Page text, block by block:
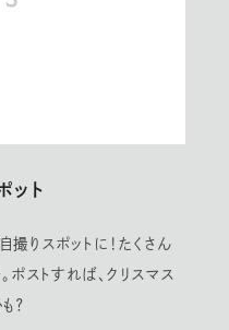
ット
撮りスポットに！たくさん
ストすれば、クリスマス
？